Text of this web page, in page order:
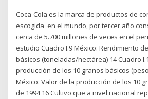
Coca-Cola es la marca de productos de
escogida' en el mundo, por tercer año
cerca de 5.700 millones de veces en el
estudio Cuadro I.9 México: Rendimiento
básicos (toneladas/hectárea) 14 Cuadro
producción de los 10 granos básicos
México: Valor de la producción de los 10
de 1994 16 Cultivo que a nivel nacional